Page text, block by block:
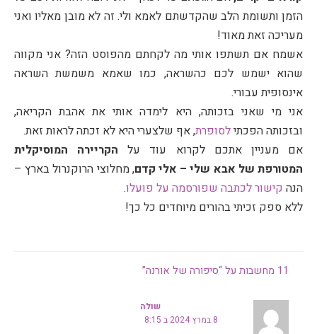
הזמן ותשומת הלב שהקדשתם לאמא ולי. זה לא מובן מאליו ואני
מעריכה זאת מאוד!
אשמח אם תשתפו אותי מה לקחתם מהפוסט הזה? אני מקווה
שהוא ישמש לכם כהשראה, כמו שאמא משמשת השראה
אינסופית עבורי.
אני מי שאני בזכותה, היא לימדה אותי את אהבת הקריאה,
ובזכותה הפכתילסופרת, אף שלצערי היא לא זכתה לראות זאת.
אם מעניין אתכם לקרוא עוד על הקריירה המוסיקלית
המטורפת של אבא שלי – אלי קדם, מחלוצי הרוקנרול בארץ –
הנה קישור לכתבה שפורסמה על פועלו.
ללא ספק זכיתי בהורים מיוחדים כל כך!
11 מחשבות על “סיפורה של אורנה”
שולה
8 במרץ 2024 ב 8:15